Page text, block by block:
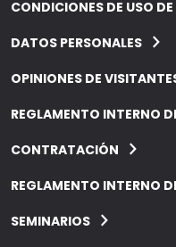
CONDICIONES DE USO DE
DATOS PERSONALES
OPINIONES DE
REGLAMENTO INTERNO
CONTRATACIÓN
REGLAMENTO INTERNO
SEMINARIOS